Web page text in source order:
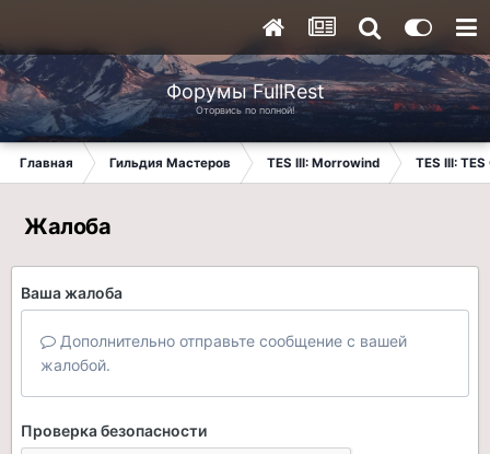
Форумы FullRest
Оторвись по полной!
Главная Гильдия Мастеров TES III: Morrowind TES III:
Жалоба
Ваша жалоба
Дополнительно отправьте сообщение с вашей
жалобой.
Проверка безопасности